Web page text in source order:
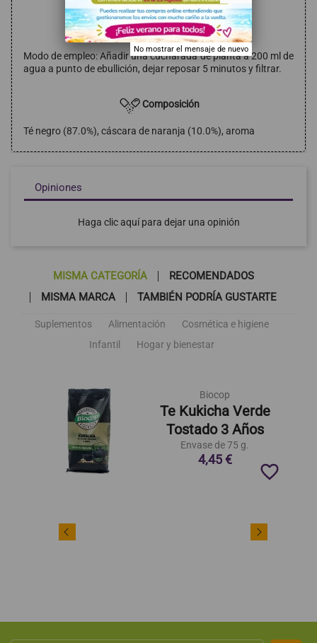
Modo de empleo
Modo de empleo: Añadir una cucharada de planta a 200 ml de
agua a punto de ebullición, dejar reposar 5 minutos y filtrar.
Composición
Té negro (87.0%), cáscara de naranja (10.0%), aroma
Opiniones
Haga clic aquí para dejar una opinión
MISMA CATEGORÍA
RECOMENDADOS
MISMA MARCA
TAMBIÉN PODRÍA GUSTARTE
Suplementos Alimentación
Cosmética e higiene
Infantil
Hogar y bienestar
Biocop
Te Kukicha Verde
Tostado 3 Años
Envase de 75 g.
4,45 €
favorite_border
No mostrar el mensaje de nuevo